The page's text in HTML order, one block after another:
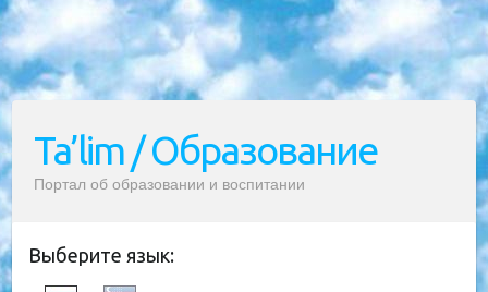
Ta’lim / Образование
Портал об образовании и воспитании
Выберите язык: